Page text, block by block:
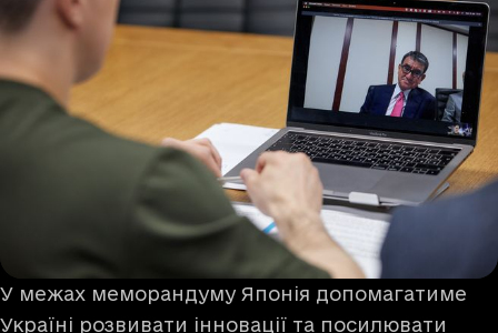
У межах меморандуму Японія допомагатиме
Україні розвивати інновації та посилювати